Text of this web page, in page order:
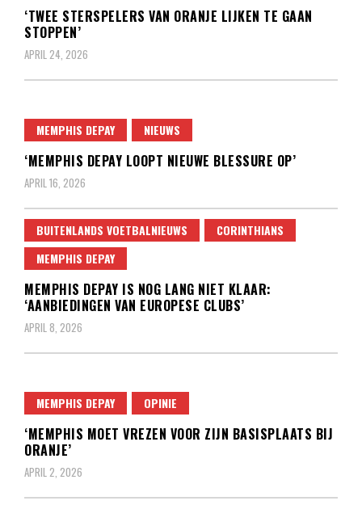
‘TWEE STERSPELERS VAN ORANJE LIJKEN TE GAAN
STOPPEN’
APRIL 24, 2026
MEMPHIS DEPAY NIEUWS
‘MEMPHIS DEPAY LOOPT NIEUWE BLESSURE OP’
APRIL 16, 2026
BUITENLANDS VOETBALNIEUWS
CORINTHIANS
MEMPHIS DEPAY
MEMPHIS DEPAY IS NOG LANG NIET KLAAR:
‘AANBIEDINGEN VAN EUROPESE CLUBS’
APRIL 8, 2026
MEMPHIS DEPAY OPINIE
‘MEMPHIS MOET VREZEN VOOR ZIJN BASISPLAATS BIJ
ORANJE’
APRIL 2, 2026